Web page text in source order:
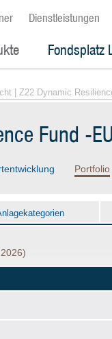
Dienstleistungen
Fondsplatz
| Z22 Dynamic
Fund -
Portfolio